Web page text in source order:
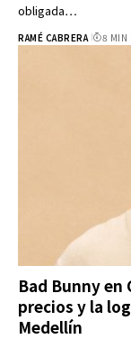
obligada…
RAMÉ CABRERA 8 MIN
Bad Bunny en
precios y la
Medellín